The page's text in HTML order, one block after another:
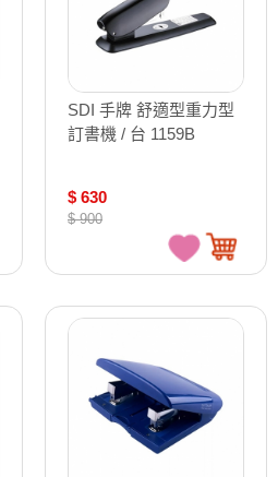
SDI 手牌 舒適型重力型
訂書機 / 台 1159B
$ 630
$ 900